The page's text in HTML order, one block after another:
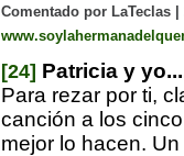
Comentado por LaTeclas |
[24] Patricia y
Para rezar por ti,
canción a los
mejor lo hacen.